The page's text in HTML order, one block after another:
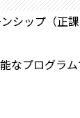
ップ（正
プログラム